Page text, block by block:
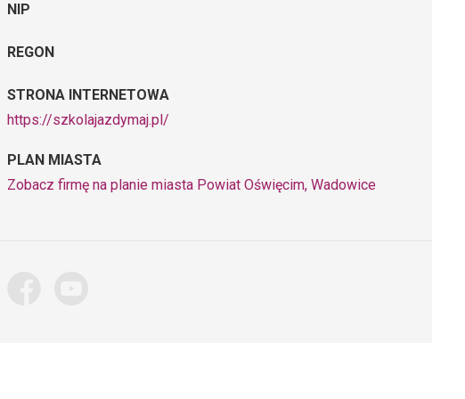
NIP
REGON
STRONA INTERNETOWA
https://szkolajazdymaj.pl/
PLAN MIASTA
Zobacz firmę na planie miasta Powiat Oświęcim, Wadowice